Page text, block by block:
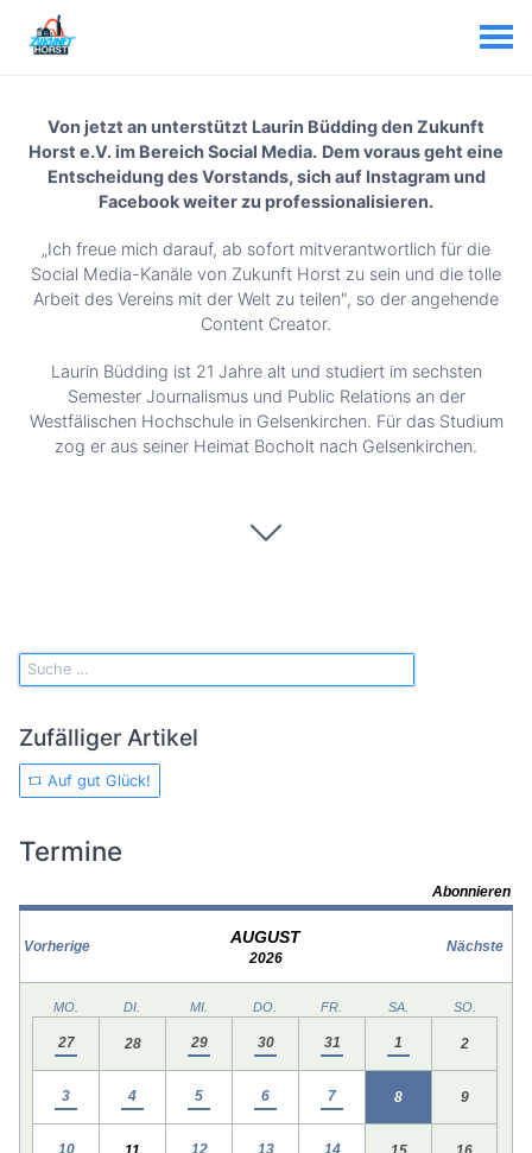
Von jetzt an unterstützt Laurin Büdding den Zukunft
Horst e.V. im Bereich Social Media. Dem voraus geht eine
Entscheidung des Vorstands, sich auf Instagram und
Facebook weiter zu professionalisieren.
„Ich freue mich darauf, ab sofort mitverantwortlich für die
Social Media-Kanäle von Zukunft Horst zu sein und die tolle
Arbeit des Vereins mit der Welt zu teilen", so der angehende
Content Creator.
Laurin Büdding ist 21 Jahre alt und studiert im sechsten
Semester Journalismus und Public Relations an der
Westfälischen Hochschule in Gelsenkirchen. Für das Studium
zog er aus seiner Heimat Bocholt nach Gelsenkirchen.
Zufälliger Artikel
Auf gut Glück!
Termine